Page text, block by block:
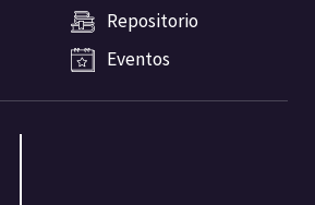
Repositorio
Eventos